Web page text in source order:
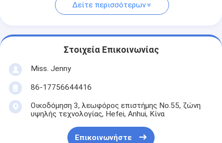
Δείτε περισσότερων
Στοιχεία Επικοινωνίας
Miss. Jenny
86-17756644416
Οικοδόμηση 3, λεωφόρος επιστήμης No.55, ζώνη
υψηλής τεχνολογίας, Hefei, Anhui, Κίνα
Επικοινωνήστε